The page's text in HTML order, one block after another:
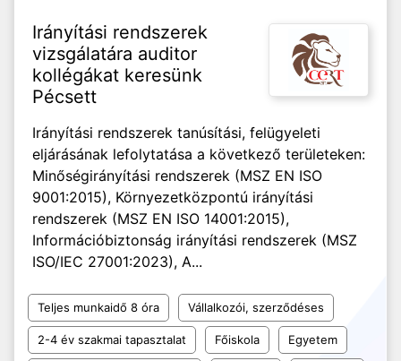
Irányítási rendszerek
vizsgálatára auditor
kollégákat keresünk
Pécsett
Irányítási rendszerek tanúsítási, felügyeleti
eljárásának lefolytatása a következő területeken:
Minőségirányítási rendszerek (MSZ EN ISO
9001:2015), Környezetközpontú irányítási
rendszerek (MSZ EN ISO 14001:2015),
Információbiztonság irányítási rendszerek (MSZ
ISO/IEC 27001:2023), A...
Teljes munkaidő 8 óra Vállalkozói, szerződéses
2-4 év szakmai tapasztalat Főiskola Egyetem